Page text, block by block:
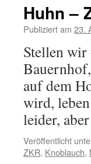
Huhn –
Publiziert am 23.
Stellen wir
auf dem
wird,
leider,
Veröffentlicht
ZKR, Knoblauch,